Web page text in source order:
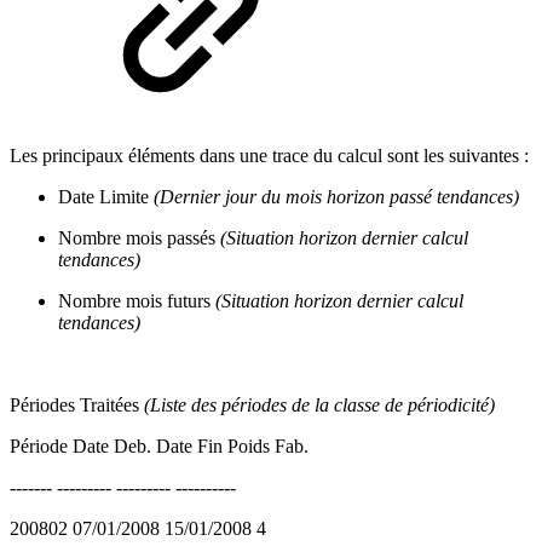
Les principaux éléments dans une trace du calcul sont les suivantes :
Date Limite (Dernier jour du mois horizon passé tendances)
Nombre mois passés (Situation horizon dernier calcul
tendances)
Nombre mois futurs (Situation horizon dernier calcul
tendances)
Périodes Traitées (Liste des périodes de la classe de périodicité)
Période Date Deb. Date Fin Poids Fab.
------- --------- --------- ----------
200802 07/01/2008 15/01/2008 4